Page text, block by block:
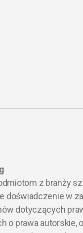
z branży
doświadczenie w
dotyczących
o prawa autorskie,